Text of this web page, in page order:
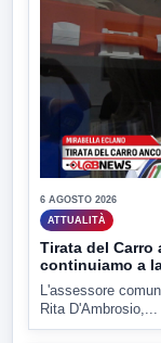
6 AGOSTO 2026
ATTUALITÀ
Tirata del Carro
continuiamo a
L'assessore
Rita D'Ambrosio,...